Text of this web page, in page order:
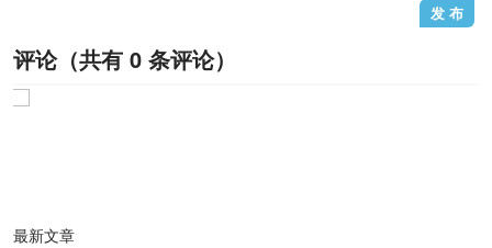
评论（共有 0 条评论）
最新文章